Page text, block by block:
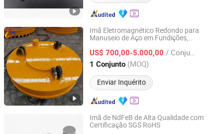
Imã Eletromagnético Redondo para
Manuseio de Aço em Fundições,
Oficinas Industriais Pesadas em
Operações Mundiais
US$ 700,00-5.000,00 / Conjunto
1 Conjunto (MOQ)
Enviar Inquérito
Shandong Lingrui Lifting Group Co., Ltd
Shandong, China Desde 2025
Imã de NdFeB de Alta Qualidade com
Certificação SGS RoHS
Ningbo Eastar Magnet Co., Ltd.